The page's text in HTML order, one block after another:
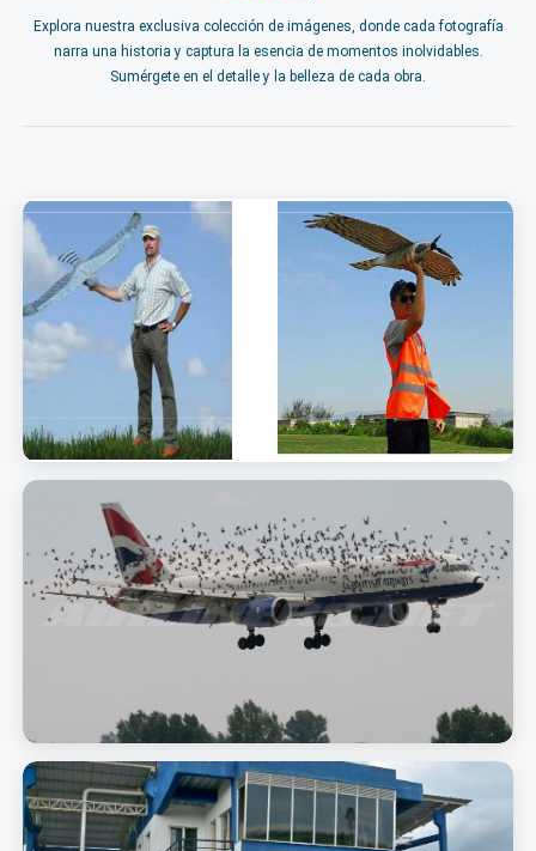
Explora nuestra exclusiva colección de imágenes, donde cada fotografía
narra una historia y captura la esencia de momentos inolvidables.
Sumérgete en el detalle y la belleza de cada obra.